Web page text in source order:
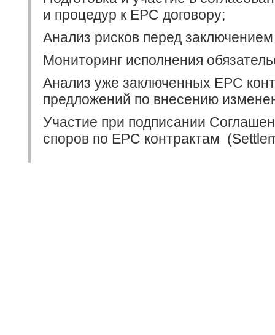
и процедур к EPC договору;
Анализ рисков перед заключением
Мониторинг исполнения
Анализ уже заключенных EPC
предложений по внесению
Участие при подписании
споров по EPC контрактам